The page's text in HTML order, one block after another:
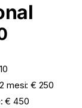
mesi: € 250
€ 450